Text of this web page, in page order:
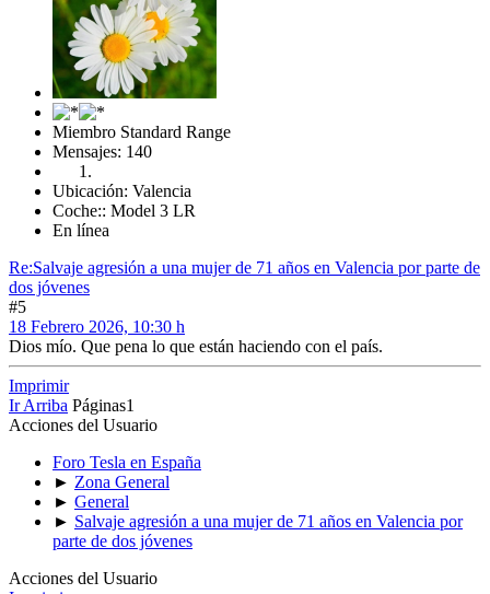
Miembro Standard Range
Mensajes: 140
Ubicación: Valencia
Coche:: Model 3 LR
En línea
Re:Salvaje agresión a una mujer de 71 años en Valencia por parte de
dos jóvenes
#5
18 Febrero 2026, 10:30 h
Dios mío. Que pena lo que están haciendo con el país.
Imprimir
Ir Arriba Páginas1
Acciones del Usuario
Foro Tesla en España
► Zona General
► General
► Salvaje agresión a una mujer de 71 años en Valencia por
parte de dos jóvenes
Acciones del Usuario